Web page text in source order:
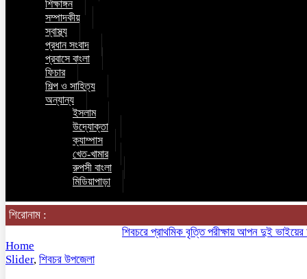
শিক্ষাঙ্গন
সম্পাদকীয়
স্বাস্থ্য
প্রধান সংবাদ
প্রবাসে বাংলা
ফিচার
শিল্প ও সাহিত্য
অন্যান্য
ইসলাম
উদ্যোক্তা
ক্যাম্পাস
খেত-খামার
রুপসী বাংলা
মিডিয়াপাড়া
শিরোনাম :
শিবচরে প্রাথমিক বৃত্তি পরীক্ষায় আপন দুই ভাইয়ের অনন্য
Home
Slider, শিবচর উপজেলা